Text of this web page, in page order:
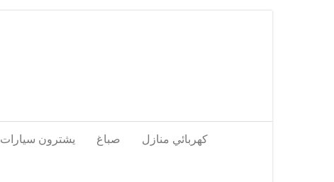
يشترون سيارات صباغ كهربائي منازل